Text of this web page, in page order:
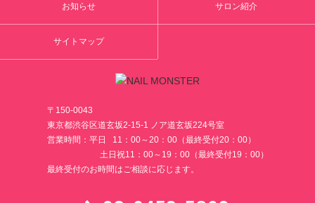
お知らせ サロン紹介
サイトマップ
〒150-0043
東京都渋谷区道玄坂2-15-1 ノア道玄坂224号室
営業時間：平日 11：00～20：00（最終受付20：00）
土日祝11：00～19：00（最終受付19：00）
最終受付のお時間はご相談に応じます。